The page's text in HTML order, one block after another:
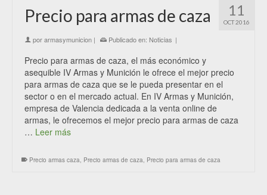
11
OCT 2016
Precio para armas de caza
porarmasymunicion | Publicado en: Noticias |
Precio para armas de caza, el más económico y
asequible IV Armas y Munición le ofrece el mejor precio
para armas de caza que se le pueda presentar en el
sector o en el mercado actual. En IV Armas y Munición,
empresa de Valencia dedicada a la venta online de
armas, le ofrecemos el mejor precio para armas de caza
… Leer más
Precio armas caza Precio armas de caza Precio para armas de caza